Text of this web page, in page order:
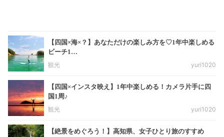
【四国×海×？】あなただけの楽しみ方を♡1年中楽しめる
ビーチ1…
観光
yuri1020
【四国×インスタ映え】1年中楽しめる！カメラ片手に四
国1周♪
観光
yuri1020
【絶景をめぐろう！】高知県、女子ひとり旅のすすめ